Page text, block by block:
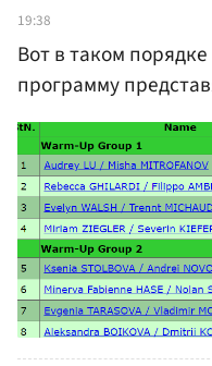
19:38
Вот в таком
программу